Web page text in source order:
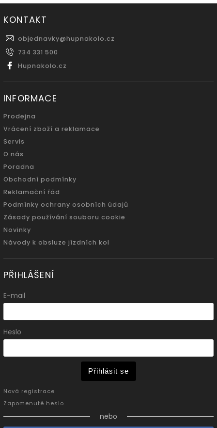
KONTAKT
objednavky@hupnakolo.cz
734 331 500
Hupnakolo.cz
INFORMACE
Prodejna
Vrácení zboží a reklamace
Servis
O nás
Poradna
Obchodní podmínky
Reklamační řád
Podmínky ochrany osobních údajů
Zásady používání souboru cookie
Novinky
Návody k obsluze jízdních kol
PŘIHLÁŠENÍ
E-mail
Heslo
Přihlásit se
Nová registrace
Zapomenuté heslo
nebo